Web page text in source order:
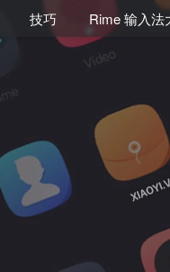
技巧 Rime 输入法